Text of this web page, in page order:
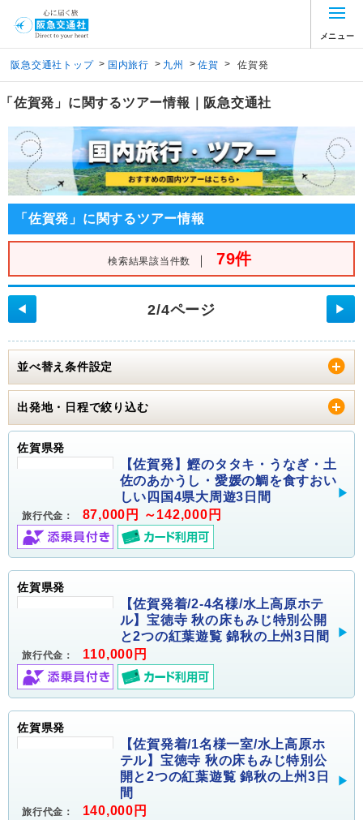
メニュー
阪急交通社トップ > 国内旅行 > 九州 > 佐賀 > 佐賀発
「佐賀発」に関するツアー情報｜阪急交通社
「佐賀発」に関するツアー情報
検索結果該当件数 ｜ 79件
2/4ページ
◀ ▶
並べ替え条件設定
出発地・日程で絞り込む
佐賀県発
【佐賀発】鰹のタタキ・うなぎ・土
佐のあかうし・愛媛の鯛を食すおい
しい四国4県大周遊3日間
旅行代金： 87,000円 ～142,000円
佐賀県発
【佐賀発着/2-4名様/水上高原ホテ
ル】宝徳寺 秋の床もみじ特別公開
と2つの紅葉遊覧 錦秋の上州3日間
旅行代金： 110,000円
佐賀県発
【佐賀発着/1名様一室/水上高原ホ
テル】宝徳寺 秋の床もみじ特別公
開と2つの紅葉遊覧 錦秋の上州3日
間
旅行代金： 140,000円